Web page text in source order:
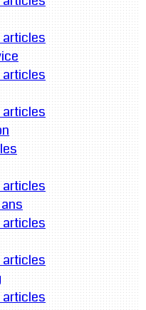
articles
articles
articles
articles
articles
articles
articles